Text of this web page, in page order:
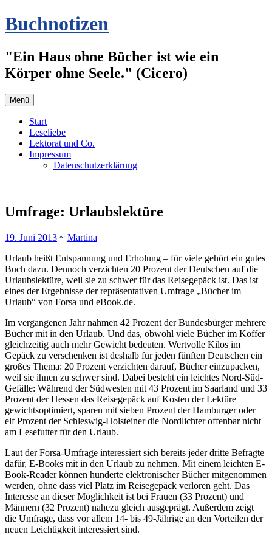
Zum
Inhalt
Buchnotizen
"Ein Haus ohne Bücher ist wie ein
Körper ohne Seele." (Cicero)
Menü
Start
Leseliebe
Lektorat und Co.
Impressum
Datenschutzerklärung
Umfrage: Urlaubslektüre
19. Juni 2013 ~ Martina
Urlaub heißt Entspannung und Erholung – für viele gehört ein gutes
Buch dazu. Dennoch verzichten 20 Prozent der Deutschen auf die
Urlaubslektüre, weil sie zu schwer für das Reisegepäck ist. Das ist
eines der Ergebnisse der repräsentativen Umfrage „Bücher im
Urlaub“ von Forsa und eBook.de.
Im vergangenen Jahr nahmen 42 Prozent der Bundesbürger mehrere
Bücher mit in den Urlaub. Und das, obwohl viele Bücher im Koffer
gleichzeitig auch mehr Gewicht bedeuten. Wertvolle Kilos im
Gepäck zu verschenken ist deshalb für jeden fünften Deutschen ein
großes Thema: 20 Prozent verzichten darauf, Bücher einzupacken,
weil sie ihnen zu schwer sind. Dabei besteht ein leichtes Nord-Süd-
Gefälle: Während der Südwesten mit 43 Prozent im Saarland und 33
Prozent der Hessen das Reisegepäck auf Kosten der Lektüre
gewichtsoptimiert, sparen mit sieben Prozent der Hamburger oder
elf Prozent der Schleswig-Holsteiner die Nordlichter offenbar nicht
am Lesefutter für den Urlaub.
Laut der Forsa-Umfrage interessiert sich bereits jeder dritte Befragte
dafür, E-Books mit in den Urlaub zu nehmen. Mit einem leichten E-
Book-Reader können hunderte elektronischer Bücher mitgenommen
werden, ohne dass viel Platz im Reisegepäck verloren geht. Das
Interesse an dieser Möglichkeit ist bei Frauen (33 Prozent) und
Männern (32 Prozent) nahezu gleich ausgeprägt. Außerdem zeigt
die Umfrage, dass vor allem 14- bis 49-Jährige an den Vorteilen der
neuen Leichtigkeit interessiert sind.